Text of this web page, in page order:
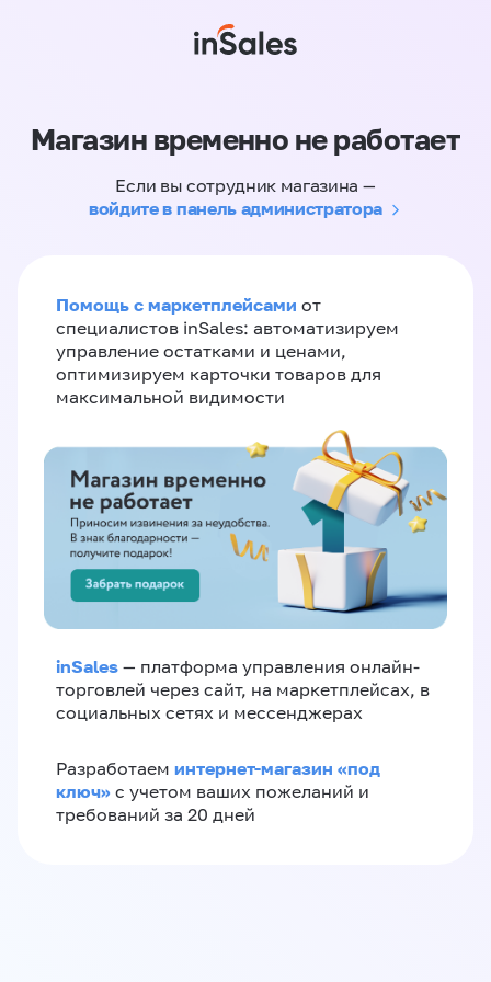
Магазин временно не работает
Если вы сотрудник магазина —
войдите в панель администратора
Помощь с маркетплейсами от
специалистов inSales: автоматизируем
управление остатками и ценами,
оптимизируем карточки товаров для
максимальной видимости
inSales — платформа управления онлайн-
торговлей через сайт, на маркетплейсах, в
социальных сетях и мессенджерах
Разработаем интернет-магазин «‎под
ключ»‎ с учетом ваших пожеланий и
требований за 20 дней